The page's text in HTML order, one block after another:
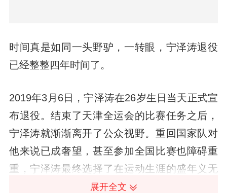
时间真是如同一头野驴，一转眼，宁泽涛退役
已经整整四年时间了。
2019年3月6日，宁泽涛在26岁生日当天正式宣
布退役。结束了天津全运会的比赛任务之后，
宁泽涛就渐渐离开了公众视野。重回国家队对
他来说已成奢望，甚至参加全国比赛也障碍重
重，宁泽涛最终选择了在运动生涯的盛年义无
展开全文